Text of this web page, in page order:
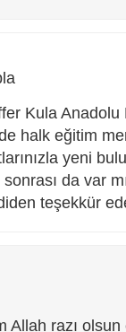
Kula Anadolu
halk eğitim
yeni
da var
teşekkür
Allah razı